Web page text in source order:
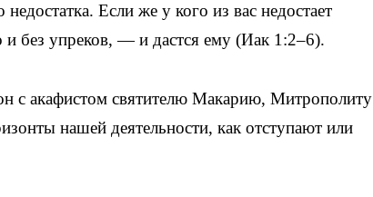
Если же у кого из вас недостает
без упреков, — и дастся ему (Иак 1:2–6).
с акафистом святителю Макарию, Митрополиту
нашей деятельности, как отступают или